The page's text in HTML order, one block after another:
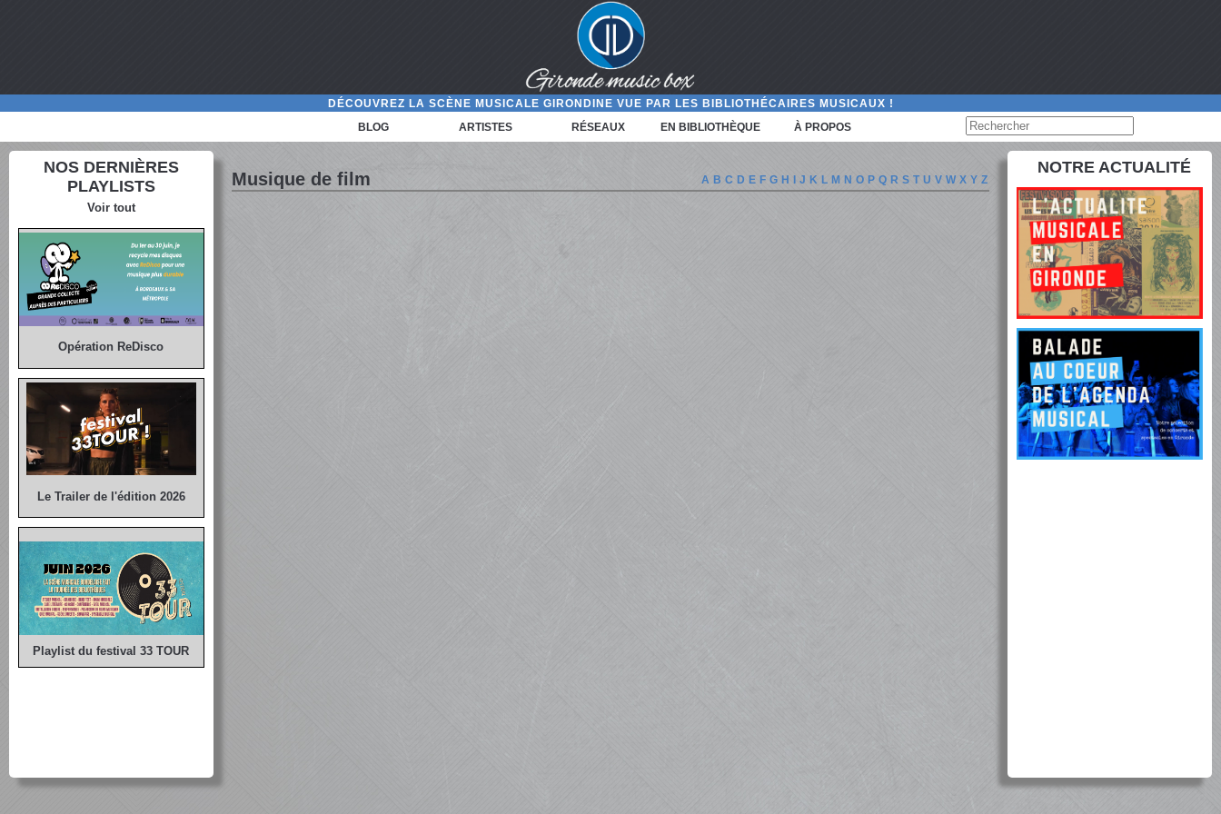
DÉCOUVREZ LA SCÈNE MUSICALE GIRONDINE VUE PAR LES BIBLIOTHÉCAIRES MUSICAUX !
BLOG
ARTISTES RÉSEAUX EN BIBLIOTHÈQUE À PROPOS
NOS DERNIÈRES
PLAYLISTS
Voir tout
Opération ReDisco
Le Trailer de l'édition 2026
Playlist du festival 33 TOUR
Musique de film A B C D E F G H I J K L M N O P Q R S T U V W X Y Z
NOTRE ACTUALITÉ